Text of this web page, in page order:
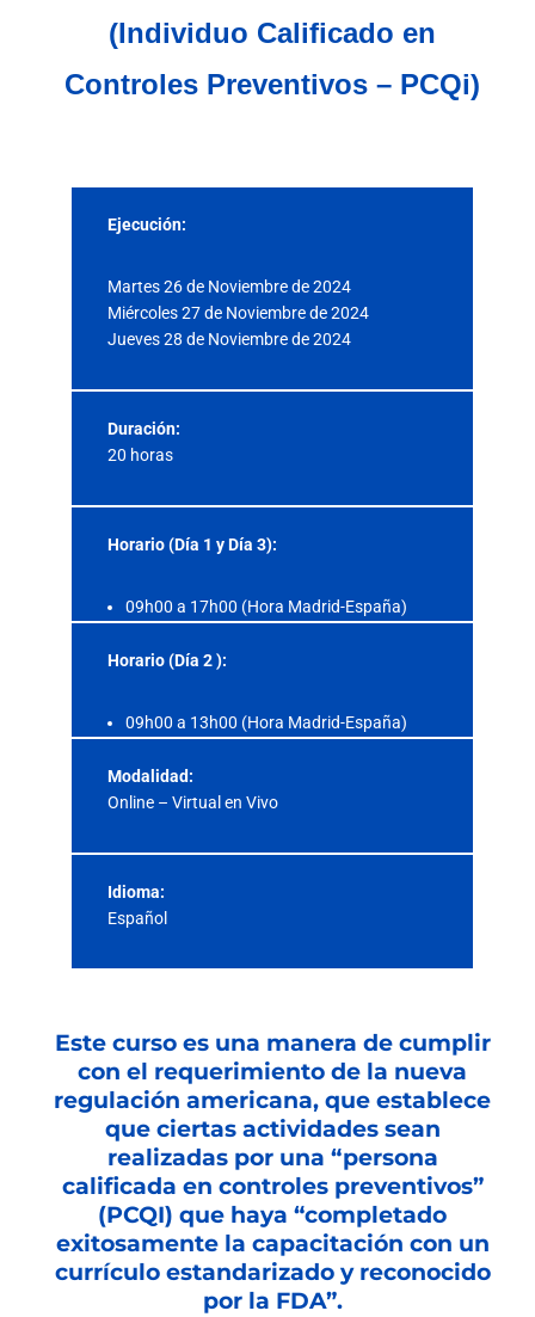
(Individuo Calificado en
Controles Preventivos – PCQi)
Ejecución:
Martes 26 de Noviembre de 2024
Miércoles 27 de Noviembre de 2024
Jueves 28 de Noviembre de 2024
Duración:
20 horas
Horario (Día 1 y Día 3):
09h00 a 17h00 (Hora Madrid-España)
Horario (Día 2 ):
09h00 a 13h00 (Hora Madrid-España)
Modalidad:
Online – Virtual en Vivo
Idioma:
Español
Este curso es una manera de cumplir
con el requerimiento de la nueva
regulación americana, que establece
que ciertas actividades sean
realizadas por una “persona
calificada en controles preventivos”
(PCQI) que haya “completado
exitosamente la capacitación con un
currículo estandarizado y reconocido
por la FDA”.